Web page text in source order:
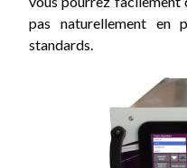
pas naturellement en
standards.